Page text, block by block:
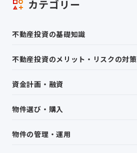
カテゴリー
不動産投資の基礎知識
不動産投資のメリット・リスクの対策
資金計画・融資
物件選び・購入
物件の管理・運用